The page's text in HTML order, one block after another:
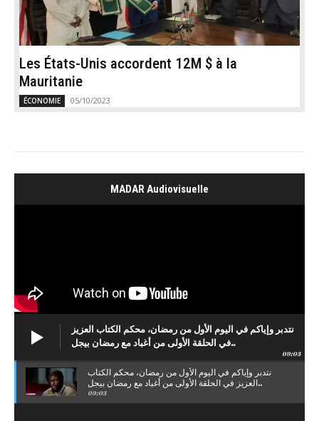
Les États-Unis accordent 12M $ à la
Mauritanie
ÉCONOMIE 05/10/2023
MADAR Audiovisuelle
نتدبر وإياكم في اليوم الأول من رمضان، محكم الكتاب العزيز
في الحلقة الأولى من أغباد مع رمضان بيجل..
09:03
نتدبر وإياكم في اليوم الأول من رمضان، محكم الكتاب
العزيز في الحلقة الأولى من أغباد مع رمضان بيجل..
09:03